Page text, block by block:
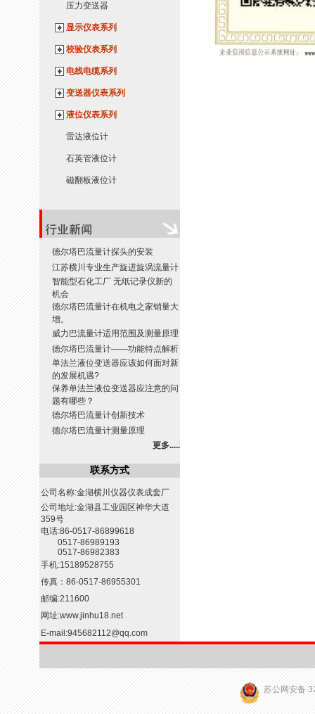
压力变送器
显示仪表系列
校验仪表系列
电线电缆系列
变送器仪表系列
液位仪表系列
雷达液位计
石英管液位计
磁翻板液位计
德尔塔巴流量计探头的安装
江苏横川专业生产旋进旋涡流量计
智能型石化工厂 无纸记录仪新的
机会
德尔塔巴流量计在机电之家销量大
增。
威力巴流量计适用范围及测量原理
德尔塔巴流量计——功能特点解析
单法兰液位变送器应该如何面对新
的发展机遇?
保养单法兰液位变送器应注意的问
题有哪些？
德尔塔巴流量计创新技术
德尔塔巴流量计测量原理
更多.....
联系方式
公司名称:金湖横川仪器仪表成套厂
公司地址:金湖县工业园区神华大道
359号
电话:86-0517-86899618
0517-86989193
0517-86982383
手机:15189528755
传真：86-0517-86955301
邮编:211600
网址:www.jinhu18.net
E-mail:945682112@qq.com
苏公网安备